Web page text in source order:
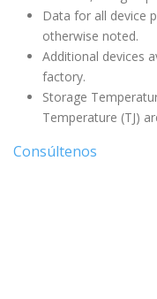
Data for all device
otherwise noted.
Additional devices
factory.
Storage
Temperature (TJ)
Consúltenos